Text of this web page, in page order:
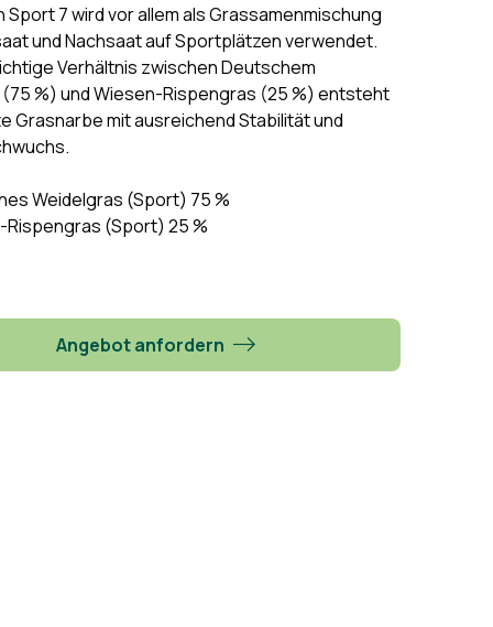
Sport 7 wird vor allem als Grassamenmischung
und Nachsaat auf Sportplätzen verwendet.
Verhältnis zwischen Deutschem
%) und Wiesen-Rispengras (25 %) entsteht
Grasnarbe mit ausreichend Stabilität und
Weidelgras (Sport) 75 %
Rispengras (Sport) 25 %
Angebot anfordern